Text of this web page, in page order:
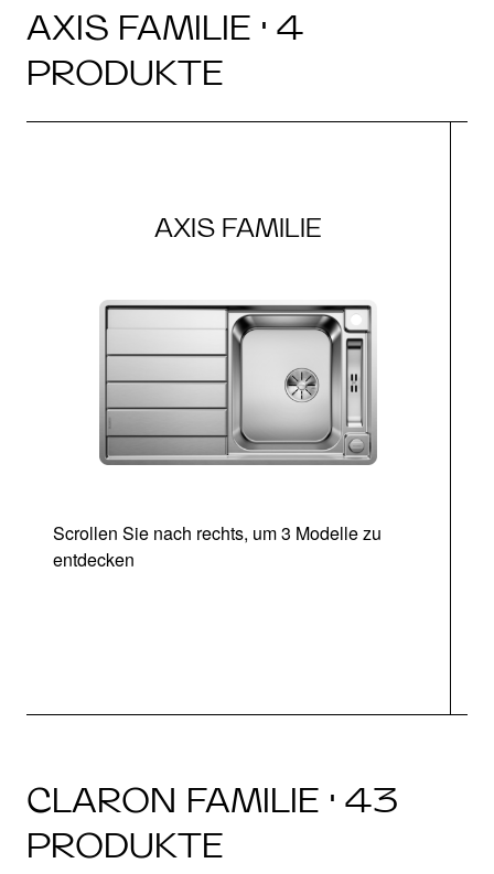
AXIS FAMILIE · 4
PRODUKTE
AXIS FAMILIE
Scrollen Sie nach rechts, um 3 Modelle zu
entdecken
CLARON FAMILIE · 43
PRODUKTE